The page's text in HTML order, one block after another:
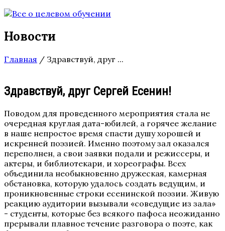
Новости
Главная / Здравствуй, друг ...
Здравствуй, друг Сергей Есенин!
Поводом для проведенного мероприятия стала не
очередная круглая дата-юбилей, а горячее желание
в наше непростое время спасти душу хорошей и
искренней поэзией. Именно поэтому зал оказался
переполнен, а свои заявки подали и режиссеры, и
актеры, и библиотекари, и хореографы. Всех
объединила необыкновенно дружеская, камерная
обстановка, которую удалось создать ведущим, и
проникновенные строки есенинской поэзии. Живую
реакцию аудитории вызывали «соведущие из зала»
- студенты, которые без всякого пафоса неожиданно
прерывали плавное течение разговора о поэте, как